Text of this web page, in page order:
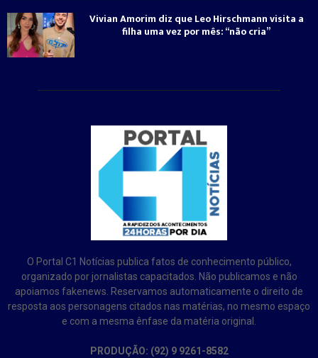
Vivian Amorim diz que Leo Hirschmann visita a
filha uma vez por mês: “não cria”
O Portal C1 Notícias publica fatos de conhecimento público,
organizado por jornalistas capacitados. Não publicamos e não
apoiamos fakenews. Reservamos automaticamente o direito de
resposta aos personagens citados nas matérias, no mesmo espaço
e com a mesma ênfase da matéria original.
PRODUÇÃO: (92) 9 9261-8582